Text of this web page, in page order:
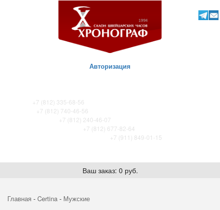
Авторизация
+7 (812) 335-68-56
+7 (812) 740-46-56
+7 (812) 240-46-07
+7 (812) 677-82-64
+7 (911) 849-01-15
Ваш заказ: 0 руб.
Главная - Certina - Мужские